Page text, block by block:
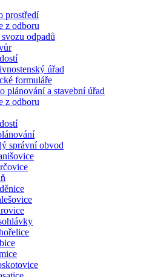
prostředí
z odboru
odpadů
úřad
formuláře
plánování a stavební úřad
z odboru
správní obvod